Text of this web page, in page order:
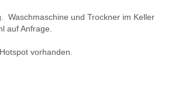
Waschmaschine und Trockner im Keller
auf Anfrage.
Hotspot vorhanden.